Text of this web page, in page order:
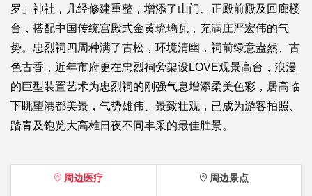
罗」神社，几经修建重整，增添了山门、正殿前殿及回廊楼
台，搭配中国传统宫殿式金黄琉璃瓦，充满庄严宏伟的气
势。忠烈祠四周种满了古松，环境清幽，祠前绿意盎然、古
色古香，近年市府更在忠烈祠旁架设LOVE观景高台，浪漫
的巨型装置艺术为忠烈祠的刚强气息增添柔美色彩，居高临
下眺望港都美景，气势雄伟、景致壮观，已成为游客拍照、
踏青及饱览大高雄日夜不同丰采的最佳胜景。
周边医疗 周边景点